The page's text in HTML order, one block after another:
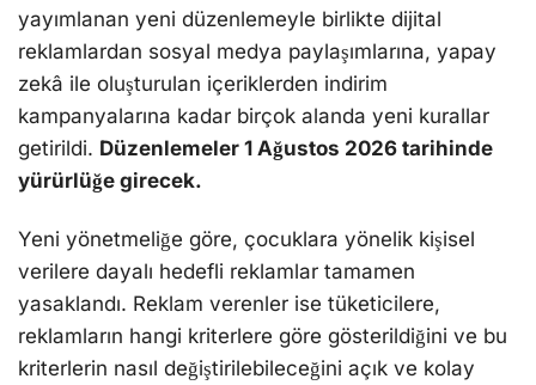
yayımlanan yeni düzenlemeyle birlikte dijital
reklamlardan sosyal medya paylaşımlarına, yapay
zekâ ile oluşturulan içeriklerden indirim
kampanyalarına kadar birçok alanda yeni kurallar
getirildi. Düzenlemeler 1 Ağustos 2026 tarihinde
yürürlüğe girecek.
Yeni yönetmeliğe göre, çocuklara yönelik kişisel
verilere dayalı hedefli reklamlar tamamen
yasaklandı. Reklam verenler ise tüketicilere,
reklamların hangi kriterlere göre gösterildiğini ve bu
kriterlerin nasıl değiştirilebileceğini açık ve kolay